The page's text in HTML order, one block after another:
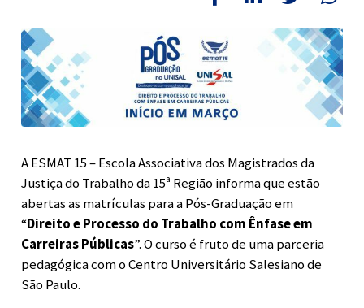
A ESMAT 15 – Escola Associativa dos Magistrados da
Justiça do Trabalho da 15ª Região informa que estão
abertas as matrículas para a Pós-Graduação em
“Direito e Processo do Trabalho com Ênfase em
Carreiras Públicas”. O curso é fruto de uma parceria
pedagógica com o Centro Universitário Salesiano de
São Paulo.